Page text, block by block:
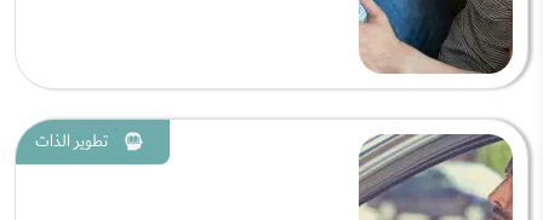
تطوير الذات